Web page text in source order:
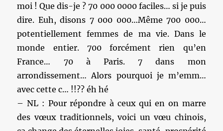
moi ! Que dis-je ? 70 000 0000 faciles… si je puis
dire. Euh, disons 7 000 000…Même 700 000…
potentiellement femmes de ma vie. Dans le
monde entier. 700 forcément rien qu’en
France… 70 à Paris. 7 dans mon
arrondissement… Alors pourquoi je m’emm…
avec cette c… !!?? éh hé
– NL : Pour répondre à ceux qui en on marre
des vœux traditionnels, voici un vœu chinois,